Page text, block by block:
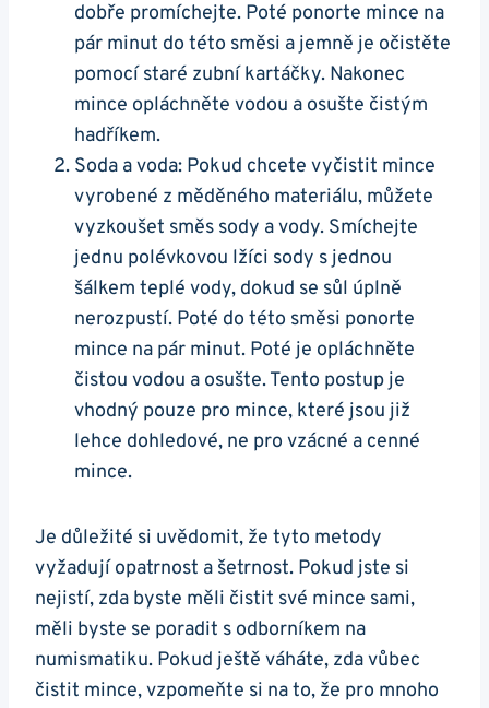
dobře promíchejte. Poté ponorte ‍mince na
pár minut do této směsi a jemně je očistěte
⁤pomocí staré zubní kartáčky.⁣ Nakonec⁤
mince opláchněte vodou a osušte čistým
hadříkem.
Soda ​a voda: Pokud‌ chcete vyčistit mince
vyrobené z měděného materiálu, ⁣můžete
vyzkoušet směs sody a ‍vody. Smíchejte
jednu polévkovou lžíci sody s ⁤jednou
šálkem teplé vody, dokud ​se sůl úplně
nerozpustí. Poté do této směsi ponorte
mince na pár minut. Poté je opláchněte
čistou ‍vodou a osušte.⁣ Tento postup je
vhodný pouze pro mince,⁢ které jsou již
lehce ‍dohledové, ne⁤ pro‍ vzácné a cenné
mince.
Je důležité si uvědomit, že tyto⁢ metody ​
vyžadují opatrnost ⁢a šetrnost. Pokud jste ⁣si
nejistí, zda⁤ byste⁢ měli čistit své mince sami,
měli byste se poradit s odborníkem na
numismatiku. Pokud ještě váháte, ‌zda vůbec
čistit mince,⁤ vzpomeňte‌ si​ na ⁤to, že pro⁢ mnoho